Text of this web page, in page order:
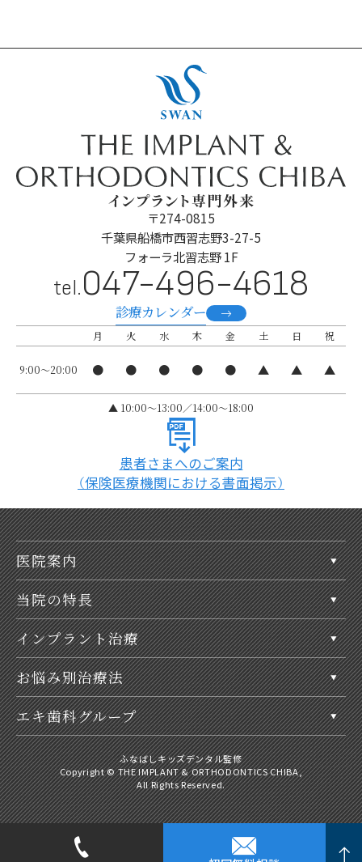
〒274-0815
千葉県船橋市西習志野3-27-5
フォーラ北習志野 1F
tel.047-496-4618
診療カレンダー
月 火 水 木 金 土 日 祝
9:00～20:00 ● ● ● ● ● ▲ ▲ ▲
▲ 10:00〜13:00／14:00～18:00
患者さまへのご案内
（保険医療機関における書面掲示）
医院案内
当院の特長
インプラント治療
お悩み別治療法
エキ歯科グループ
ふなばしキッズデンタル監修
Copyright © THE IMPLANT & ORTHODONTICS CHIBA,
All Rights Reserved.